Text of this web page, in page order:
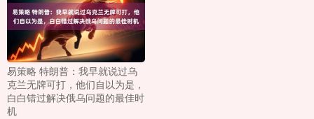
易策略 特朗普：我早就说过乌
克兰无牌可打，他们自以为是，
白白错过解决俄乌问题的最佳时
机